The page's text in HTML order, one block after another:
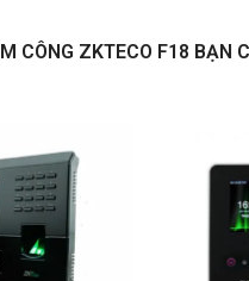
CÔNG ZKTECO F18 BẠN
3.350.000VNĐ